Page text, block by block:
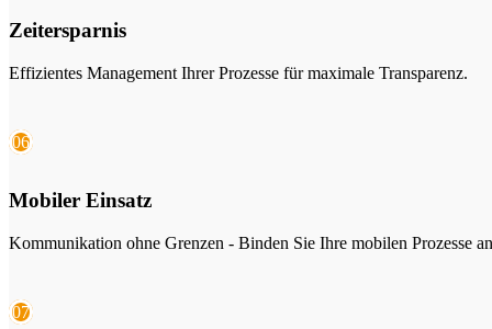
Zeitersparnis
Effizientes Management Ihrer Prozesse für maximale Transparenz.
06
Mobiler Einsatz
Kommunikation ohne Grenzen - Binden Sie Ihre mobilen Prozesse
07